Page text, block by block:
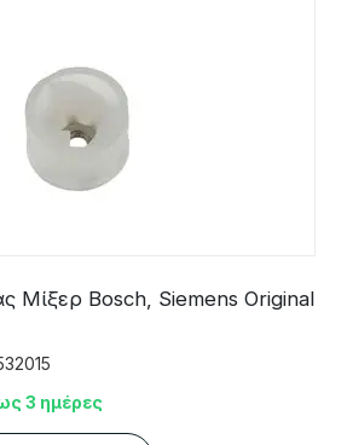
Μίξερ Bosch, Siemens Original
3 ημέρες